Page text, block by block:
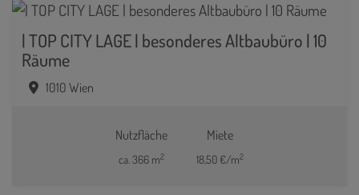
| TOP CITY LAGE | besonderes Altbaubüro | 10
Räume
1010 Wien
Nutzfläche
ca. 366 m2
Miete
18,50 €/m2